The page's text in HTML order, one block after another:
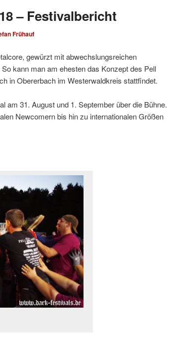
– Festivalbericht
Frühauf
gewürzt mit abwechslungsreichen
kann man am ehesten das Konzept des Pell
in Obererbach im Westerwaldkreis stattfindet.
am 31. August und 1. September über die Bühne.
Newcomern bis hin zu internationalen Größen